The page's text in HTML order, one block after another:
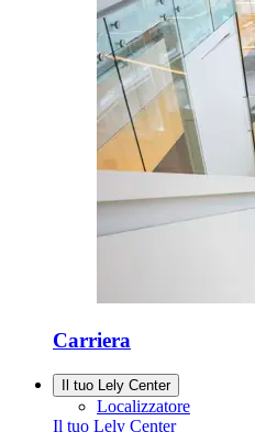
Carriera
Il tuo Lely Center
Localizzatore
Il tuo Lely Center